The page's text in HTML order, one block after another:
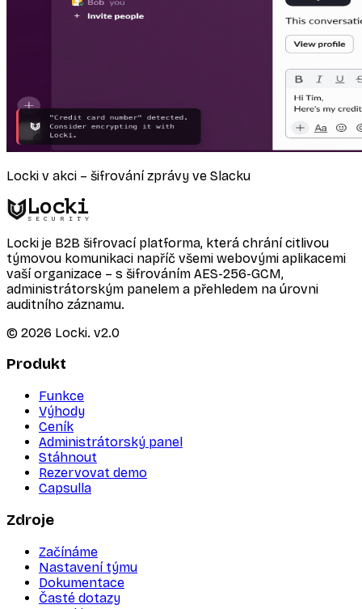
Locki v akci – šifrování zprávy ve Slacku
Locki
SECURITY
Locki je B2B šifrovací platforma, která chrání citlivou
týmovou komunikaci napříč všemi webovými aplikacemi
vaší organizace – s šifrováním AES-256-GCM,
administrátorským panelem a přehledem na úrovni
auditního záznamu.
© 2026 Locki. v2.0
Produkt
Funkce
Výhody
Ceník
Administrátorský panel
Stáhnout
Rezervovat demo
Capsulla
Zdroje
Začínáme
Nastavení týmu
Dokumentace
Časté dotazy